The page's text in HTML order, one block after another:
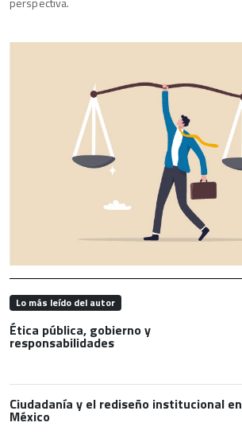
Lo más leído del autor
Ética pública, gobierno y
responsabilidades
Ciudadanía y el rediseño institucional en
México